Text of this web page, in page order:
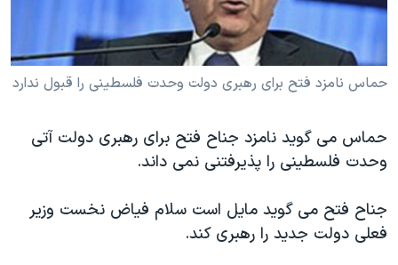
حقوق شهروندی
اقتصادی
اسرائیل در جنگ
آرشیو پخش زنده
انتخابات ریاست جمهوری آمریکا ۲۰۲۴
حمله جمهوری اسلامی به اسرائیل
ورزش زنان در ایران
مجموعه مستندهای دادخواهی
تریبونال مردمی آبان ۹۸
دنبال کنید
زبانهای مختلف
حماس نامزد فتح برای رهبری دولت وحدت فلسطينی را قبول ندارد
حماس می گويد نامزد جناح فتح برای رهبری دولت آتی
وحدت فلسطينی را پذيرفتنی نمی داند.
جناح فتح می گويد مايل است سلام فياض نخست وزير
فعلی دولت جديد را رهبری کند.